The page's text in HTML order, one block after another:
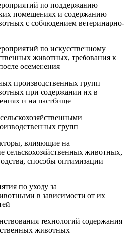
по поддержанию
помещениях и содержанию
с соблюдением ветеринарно-
по искусственному
животных, требования к
осеменения
производственных групп
при содержании их в
и на пастбище
групп
влияющие на
сельскохозяйственных животных,
способы оптимизации
по уходу за
в зависимости от их
технологий содержания
животных